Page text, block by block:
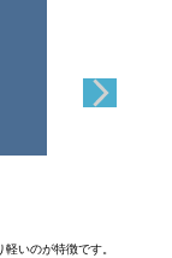
いのが特徴です。